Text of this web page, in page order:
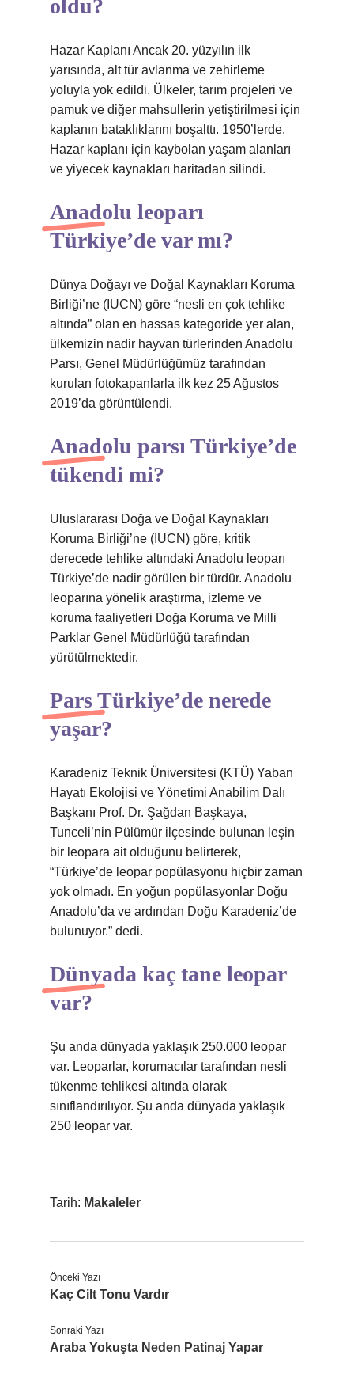
oldu?
Hazar Kaplanı Ancak 20. yüzyılın ilk
yarısında, alt tür avlanma ve zehirleme
yoluyla yok edildi. Ülkeler, tarım projeleri ve
pamuk ve diğer mahsullerin yetiştirilmesi için
kaplanın bataklıklarını boşalttı. 1950’lerde,
Hazar kaplanı için kaybolan yaşam alanları
ve yiyecek kaynakları haritadan silindi.
Anadolu leoparı
Türkiye’de var mı?
Dünya Doğayı ve Doğal Kaynakları Koruma
Birliği’ne (IUCN) göre “nesli en çok tehlike
altında” olan en hassas kategoride yer alan,
ülkemizin nadir hayvan türlerinden Anadolu
Parsı, Genel Müdürlüğümüz tarafından
kurulan fotokapanlarla ilk kez 25 Ağustos
2019’da görüntülendi.
Anadolu parsı Türkiye’de
tükendi mi?
Uluslararası Doğa ve Doğal Kaynakları
Koruma Birliği’ne (IUCN) göre, kritik
derecede tehlike altındaki Anadolu leoparı
Türkiye’de nadir görülen bir türdür. Anadolu
leoparına yönelik araştırma, izleme ve
koruma faaliyetleri Doğa Koruma ve Milli
Parklar Genel Müdürlüğü tarafından
yürütülmektedir.
Pars Türkiye’de nerede
yaşar?
Karadeniz Teknik Üniversitesi (KTÜ) Yaban
Hayatı Ekolojisi ve Yönetimi Anabilim Dalı
Başkanı Prof. Dr. Şağdan Başkaya,
Tunceli’nin Pülümür ilçesinde bulunan leşin
bir leopara ait olduğunu belirterek,
“Türkiye’de leopar popülasyonu hiçbir zaman
yok olmadı. En yoğun popülasyonlar Doğu
Anadolu’da ve ardından Doğu Karadeniz’de
bulunuyor.” dedi.
Dünyada kaç tane leopar
var?
Şu anda dünyada yaklaşık 250.000 leopar
var. Leoparlar, korumacılar tarafından nesli
tükenme tehlikesi altında olarak
sınıflandırılıyor. Şu anda dünyada yaklaşık
250 leopar var.
Tarih: Makaleler
Önceki Yazı
Kaç Cilt Tonu Vardır
Sonraki Yazı
Araba Yokuşta Neden Patinaj Yapar